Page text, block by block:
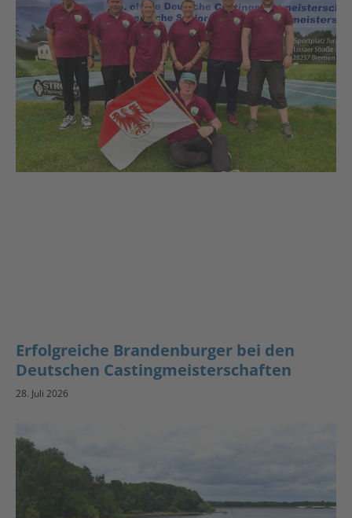
Erfolgreiche Brandenburger bei den
Deutschen Castingmeisterschaften
28. Juli 2026